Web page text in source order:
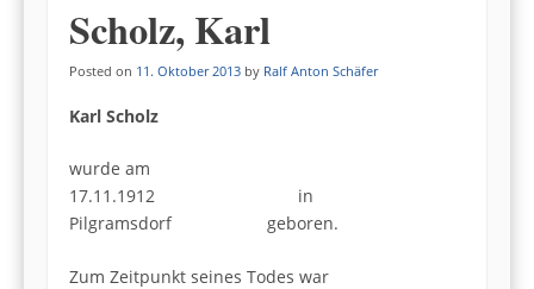
Scholz, Karl
Posted on 11. Oktober 2013 by Ralf Anton Schäfer
Karl Scholz
wurde am
17.11.1912 in
Pilgramsdorf geboren.
Zum Zeitpunkt seines Todes war